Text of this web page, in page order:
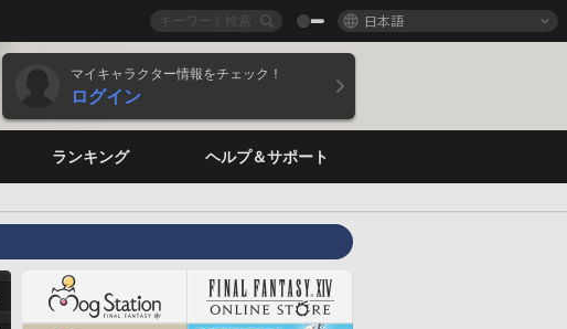
日本語
マイキャラクター情報をチェック！
ログイン
ランキング ヘルプ＆サポート